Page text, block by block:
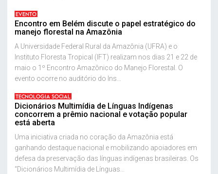
EVENTO
Encontro em Belém discute o papel estratégico do
manejo florestal na Amazônia
A Universidade Federal Rural da Amazônia (UFRA) e o
Instituto Floresta Tropical (IFT) realizam nos dias 21 e 22 de
maio o 1º Encontro Amazônico do Manejo Florestal. O
evento ocorre no auditório do Ins...
TECNOLOGIA SOCIAL
Dicionários Multimídia de Línguas Indígenas
concorrem a prêmio nacional e votação popular
está aberta
Uma iniciativa criada no coração da Amazônia está
ganhando destaque nacional e mobilizando apoiadores em
defesa da preservação das línguas indígenas brasileiras. Os
“Dicionários Multimídia de Línguas...